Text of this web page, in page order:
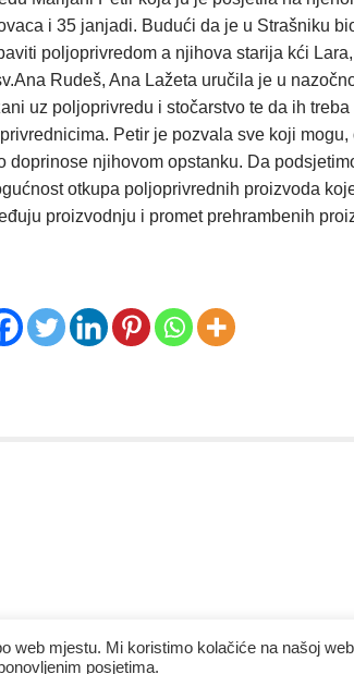
i 35 janjadi. Budući da je u Strašniku
poljoprivredom a njihova starija kći
Rudeš, Ana Lažeta uručila je u
uz poljoprivredu i stočarstvo te da ih
Petir je pozvala sve koji
njihovom opstanku. Da
otkupa poljoprivrednih proizvoda
proizvodnju i promet prehrambenih
web mjestu. Mi koristimo kolačiće na našoj web
posjetima.